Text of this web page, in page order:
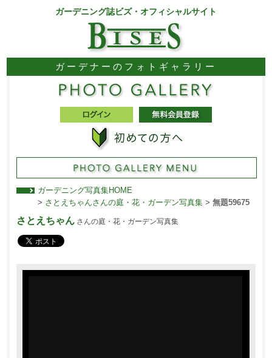
ガーデニング誌ビズ・オフィシャルサイト
ガーデナーのフォトギャラリー
ガーデニング写真集HOME
> さとえちゃんさんの庭・花・ガーデン写真集> 無題59675
さとえちゃんさんの庭・花・ガーデン写真集